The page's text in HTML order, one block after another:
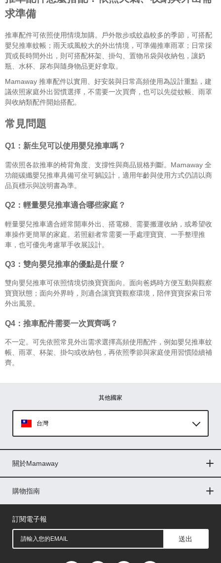
求準備
推車配件可依照使用情境加購。戶外散步或蚊蟲較多的季節，可搭配
嬰兒推車蚊帳；雨天或風較大的外出情境，可準備推車雨罩；日常採
買或長時間外出，則可搭配杯架、掛勾、置物吊袋與收納包，讓奶
瓶、水杯、尿布與隨身物品更好拿取。
Mamaway 推車配件以實用、好安裝與日常高頻使用為設計重點，建
議依照家庭外出習慣選擇，不需要一次買齊，也可以先從蚊帳、雨罩
與收納類配件開始搭配。
常見問題
Q1：新生兒可以使用嬰兒推車嗎？
需依照各款推車的椅背角度、支撐性與商品規格判斷。Mamaway 全
功能碳纖嬰兒推車具備可坐可躺設計，適用年齡與使用方式仍請以商
品頁標示與說明書為準。
Q2：輕量嬰兒推車適合哪些家庭？
輕量嬰兒推車適合經常開車外出、搭電梯、需要搬運收納，或希望收
車操作更簡單的家庭。若照顧者常需要一手處理寶寶、一手整理推
車，也可優先考慮單手收展設計。
Q3：雙向嬰兒推車的優點是什麼？
雙向嬰兒推車可依照情境切換寶寶面向。面向爸媽時方便互動與觀察
寶寶狀態；面向外界時，則適合讓寶寶觀察環境，陪伴寶寶探索日常
外出風景。
Q4：推車配件需要一次買齊嗎？
不一定。可先依照常見外出需求選擇高頻使用配件，例如嬰兒推車蚊
帳、雨罩、杯架、掛勾或收納包，再依照季節與家庭使用習慣陸續補
齊。
其他國家
台灣
印尼
菲律賓
馬來西亞
關於Mamaway
門市據點
最新消息
品牌故事
人力招募
媒體花絮
隱私權聲明
CSR企業社會責任
購物指南
購物常見問題
退換貨問題
儲值金使用條款
購買儲值金
發票問題
會員權益
線上留言
吸乳器-免費體驗
訂閱電子報
送出